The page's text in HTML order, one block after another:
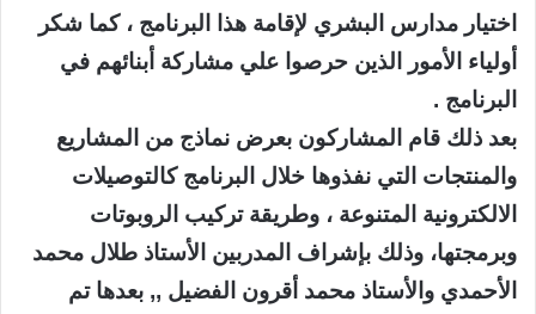
اختيار مدارس البشري لإقامة هذا البرنامج ، كما شكر
أولياء الأمور الذين حرصوا علي مشاركة أبنائهم في
البرنامج .
بعد ذلك قام المشاركون بعرض نماذج من المشاريع
والمنتجات التي نفذوها خلال البرنامج كالتوصيلات
الالكترونية المتنوعة ، وطريقة تركيب الروبوتات
وبرمجتها، وذلك بإشراف المدربين الأستاذ طلال محمد
الأحمدي والأستاذ محمد أقرون الفضيل ,, بعدها تم